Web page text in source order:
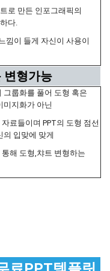
로 만든 인포그래픽의
다.
낌이 들게 자신이 사용이
변형가능
그룹화를 풀어 도형 혹은
미지화가 아닌
료들이며 PPT의 도형 점선
의 입맞에 맞게
해 도형,챠트 변형하는